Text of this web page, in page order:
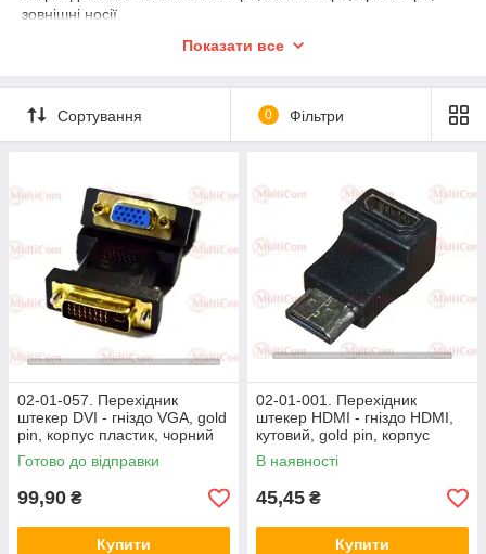
зовнішні носії.
Весь товар ми поставляємо самі прямо з Китаю.
Показати все
Сортування 0 Фільтри
02-01-057. Перехідник
штекер DVI - гніздо VGA, gold
pin, корпус пластик, чорний
Готово до відправки
99,90 ₴
Купити
02-01-001. Перехідник
штекер HDMI - гніздо HDMI,
кутовий, gold pin, корпус
пластик
В наявності
45,45 ₴
Купити